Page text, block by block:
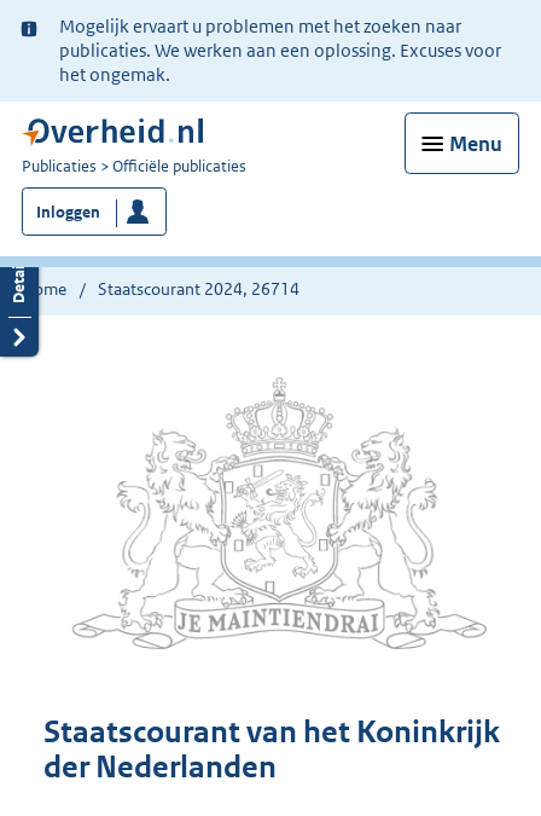
Ter
informatie:
Mogelijk ervaart u problemen met het zoeken naar
publicaties. We werken aan een oplossing. Excuses voor
het ongemak.
Menu
U
bent
nu
hier:
Publicaties Officiële publicaties
Inloggen
Home Staatscourant 2024, 26714
Staatscourant van het Koninkrijk
der Nederlanden